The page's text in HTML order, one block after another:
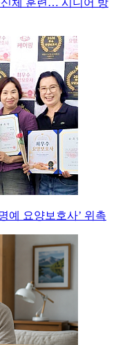
신체 훈련… 시니어 방
예 요양보호사’ 위촉